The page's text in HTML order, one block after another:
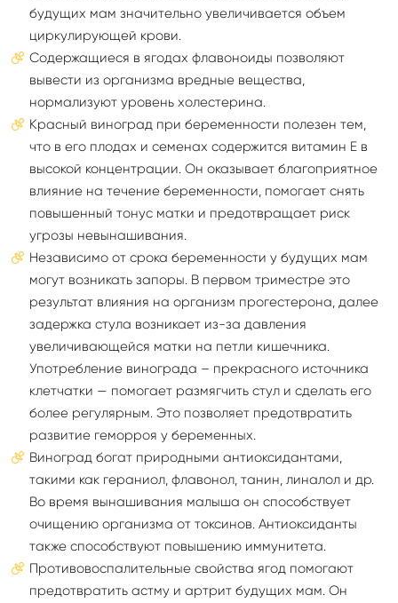
будущих мам значительно увеличивается объем
циркулирующей крови.
Содержащиеся в ягодах флавоноиды позволяют
вывести из организма вредные вещества,
нормализуют уровень холестерина.
Красный виноград при беременности полезен тем,
что в его плодах и семенах содержится витамин Е в
высокой концентрации. Он оказывает благоприятное
влияние на течение беременности, помогает снять
повышенный тонус матки и предотвращает риск
угрозы невынашивания.
Независимо от срока беременности у будущих мам
могут возникать запоры. В первом триместре это
результат влияния на организм прогестерона, далее
задержка стула возникает из-за давления
увеличивающейся матки на петли кишечника.
Употребление винограда – прекрасного источника
клетчатки — помогает размягчить стул и сделать его
более регулярным. Это позволяет предотвратить
развитие геморроя у беременных.
Виноград богат природными антиоксидантами,
такими как гераниол, флавонол, танин, линалол и др.
Во время вынашивания малыша он способствует
очищению организма от токсинов. Антиоксиданты
также способствуют повышению иммунитета.
Противовоспалительные свойства ягод помогают
предотвратить астму и артрит будущих мам. Он